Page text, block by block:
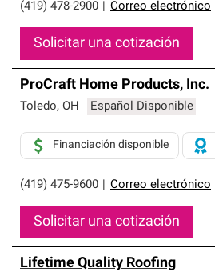
(419) 478-2900 Correo electrónico
Solicitar una cotización
ProCraft Home Products, Inc.
Toledo, OH Español Disponible
(419) 475-9600 Correo electrónico
Financiación disponible
Solicitar una cotización
Lifetime Quality Roofing